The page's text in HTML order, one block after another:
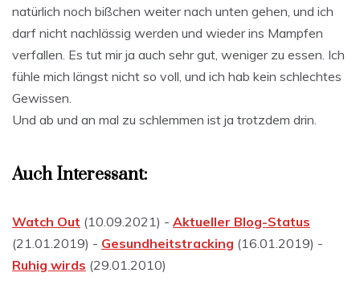
natürlich noch bißchen weiter nach unten gehen, und ich
darf nicht nachlässig werden und wieder ins Mampfen
verfallen. Es tut mir ja auch sehr gut, weniger zu essen. Ich
fühle mich längst nicht so voll, und ich hab kein schlechtes
Gewissen.
Und ab und an mal zu schlemmen ist ja trotzdem drin.
Auch Interessant:
Watch Out (10.09.2021) - Aktueller Blog-Status
(21.01.2019) - Gesundheitstracking (16.01.2019) -
Ruhig wirds (29.01.2010)